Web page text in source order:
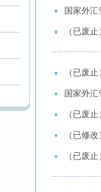
国家外
（已废
（已废
国家外
（已废
（已修
（已废